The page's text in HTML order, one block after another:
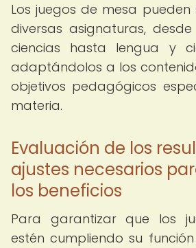
Los juegos de mesa pueden
diversas asignaturas,
ciencias hasta lengua y
adaptándolos a los
objetivos pedagógicos
materia.
Evaluación de los
ajustes necesarios
los beneficios
Para garantizar que los
estén cumpliendo su